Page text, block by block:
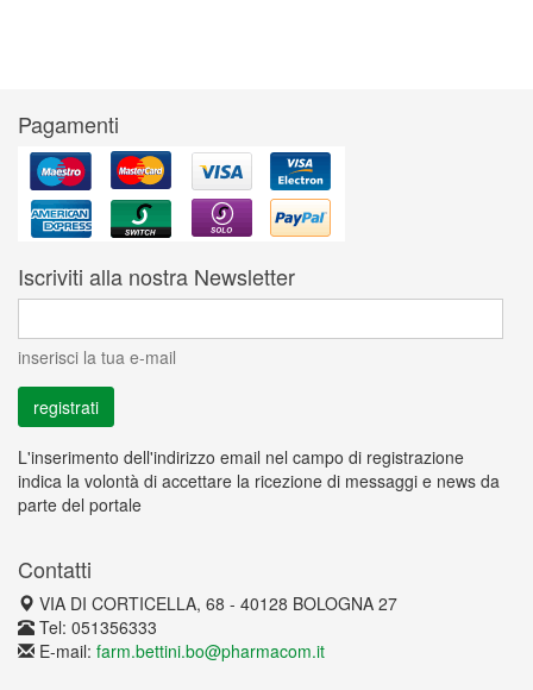
Pagamenti
Iscriviti alla nostra Newsletter
inserisci la tua e-mail
L'inserimento dell'indirizzo email nel campo di registrazione
indica la volontà di accettare la ricezione di messaggi e news da
parte del portale
Contatti
VIA DI CORTICELLA, 68 - 40128 BOLOGNA 27
Tel: 051356333
E-mail: farm.bettini.bo@pharmacom.it